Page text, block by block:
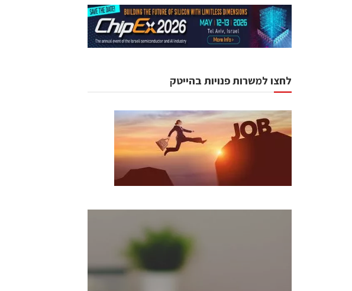
לחצו למשרות פנויות בהייטק
כנסים ואירועים